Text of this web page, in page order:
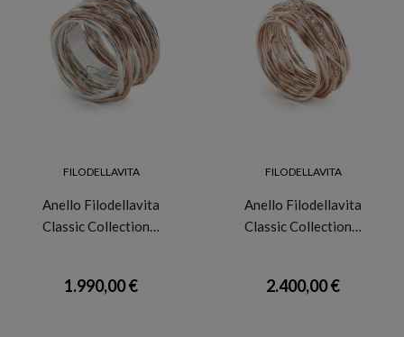
FILODELLAVITA
Anello Filodellavita
Classic Collection…
1.990,00 €
FILODELLAVITA
Anello Filodellavita
Classic Collection…
2.400,00 €